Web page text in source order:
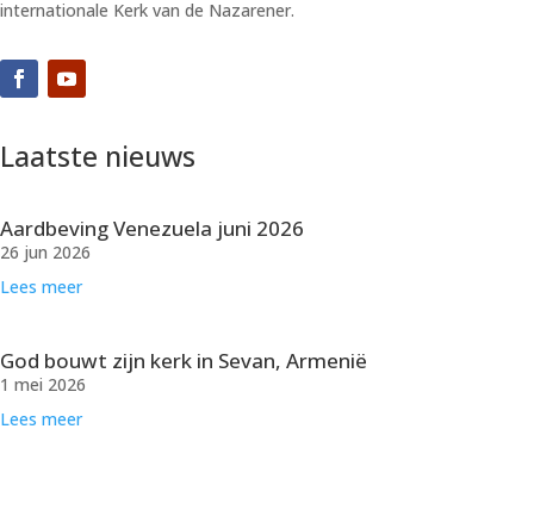
internationale Kerk van de Nazarener.
Laatste nieuws
Aardbeving Venezuela juni 2026
26 jun 2026
Lees meer
God bouwt zijn kerk in Sevan, Armenië
1 mei 2026
Lees meer